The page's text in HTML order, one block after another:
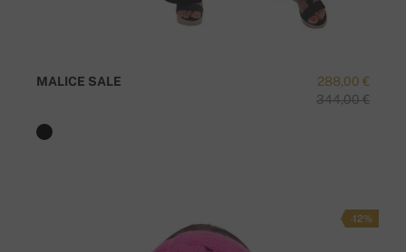
288,00 €
344,00 €
MALICE SALE
-12%